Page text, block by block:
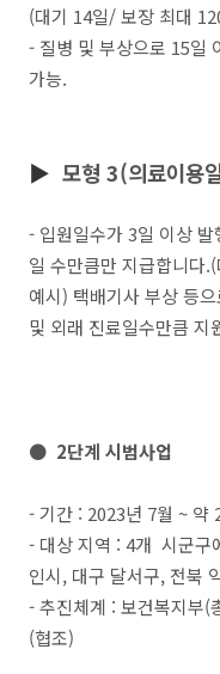
(대기 14일/ 보장 최대
- 질병 및 부상으로 15일
가능.
▶ 모형 3(의료이용
- 입원일수가 3일 이상
일 수만큼만 지급합니다
예시) 택배기사 부상 등
및 외래 진료일수만큼 지
● 2단계 시범사업
- 기간 : 2023년 7월 ~ 약
- 대상 지역 : 4개 시군구
인시, 대구 달서구, 전북
- 추진체계 : 보건복지부(
(협조)